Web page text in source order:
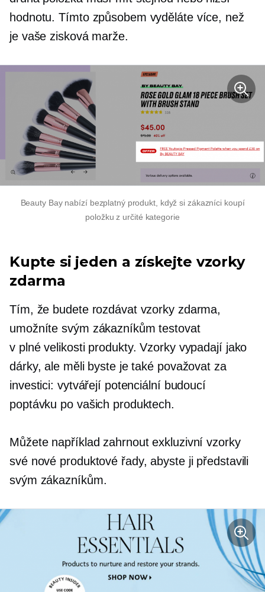
hodnotu. Tímto způsobem vyděláte více, než
je vaše zisková marže.
Beauty Bay nabízí bezplatný produkt, když si zákazníci koupí
položku z určité kategorie
Kupte si jeden a získejte vzorky
zdarma
Tím, že budete rozdávat vzorky zdarma,
umožníte svým zákazníkům testovat
v plné velikostiprodukty. Vzorky vypadají jako
dárky, ale měli byste je také považovat za
investici: vytvářejí potenciální budoucí
poptávku po vašich produktech.
Můžete například zahrnout exkluzivní vzorky
své nové produktové řady, abyste ji představili
svým zákazníkům.